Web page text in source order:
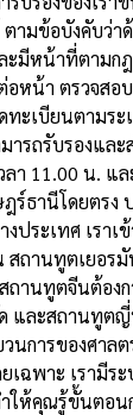
ามข้อบังคับว่า
ะมีหน้าที่ตามก
หน้า ตรวจสอ
ทะเบียนตามระ
รถรับรองและ
ลา 11.00 น. แ
ร์ธานีโดยตรง
ประเทศ เราเ
ถานทูตเยอร
ถานทูตจีนต้อง
ด และสถานทูต
วนการของศาล
เฉพาะ เรามีร
ให้คุณรู้ขั้นตอ